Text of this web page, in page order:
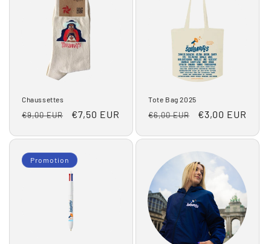
Chaussettes
Prix
€9,00 EUR
Prix
promotionnel
€7,50 EUR
Tote Bag 2025
Prix
€6,00 EUR
Prix
promotionnel
€3,00 EUR
Promotion